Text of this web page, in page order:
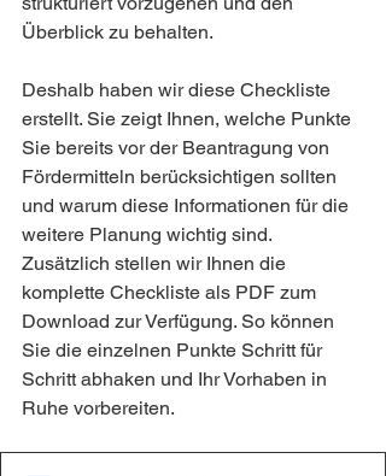
Überblick zu behalten.
Deshalb haben wir diese Checkliste
erstellt. Sie zeigt Ihnen, welche Punkte
Sie bereits vor der Beantragung von
Fördermitteln berücksichtigen sollten
und warum diese Informationen für die
weitere Planung wichtig sind.
Zusätzlich stellen wir Ihnen die
komplette Checkliste als PDF zum
Download zur Verfügung. So können
Sie die einzelnen Punkte Schritt für
Schritt abhaken und Ihr Vorhaben in
Ruhe vorbereiten.